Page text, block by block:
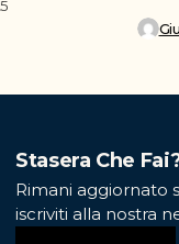
Stasera Che
Rimani aggiornato
iscriviti alla nostra